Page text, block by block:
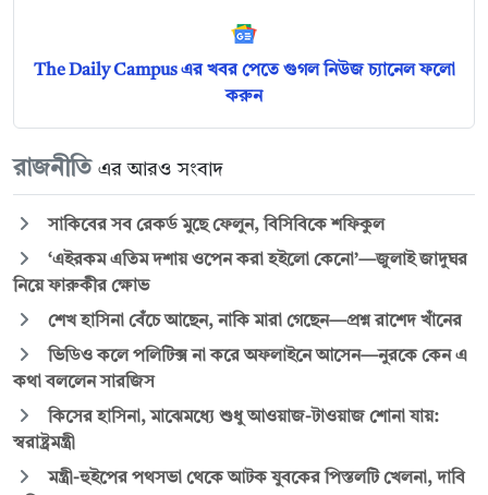
The Daily Campus এর খবর পেতে গুগল নিউজ চ্যানেল ফলো
করুন
রাজনীতি এর আরও সংবাদ
সাকিবের সব রেকর্ড মুছে ফেলুন, বিসিবিকে শফিকুল
‘এইরকম এতিম দশায় ওপেন করা হইলো কেনো’—জুলাই জাদুঘর
নিয়ে ফারুকীর ক্ষোভ
শেখ হাসিনা বেঁচে আছেন, নাকি মারা গেছেন—প্রশ্ন রাশেদ খাঁনের
ভিডিও কলে পলিটিক্স না করে অফলাইনে আসেন—নুরকে কেন এ
কথা বললেন সারজিস
কিসের হাসিনা, মাঝেমধ্যে শুধু আওয়াজ-টাওয়াজ শোনা যায়:
স্বরাষ্ট্রমন্ত্রী
মন্ত্রী-হুইপের পথসভা থেকে আটক যুবকের পিস্তলটি খেলনা, দাবি